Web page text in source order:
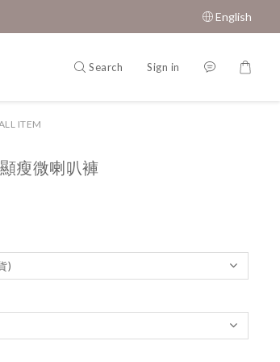
English
Search Sign in
ITEM
瘦微喇叭褲